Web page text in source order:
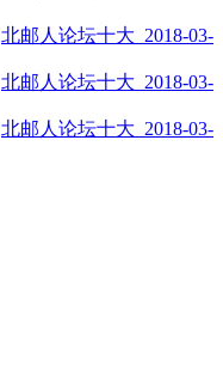
北邮人论坛十大_2018-03-
北邮人论坛十大_2018-03-
北邮人论坛十大_2018-03-